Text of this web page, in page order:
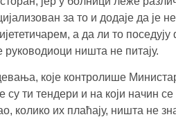
за то и додаје да је
а да ли то поседују
руководиоци ништа не питају.
које контролише
ти тендери и на који начин се
колико их плаћају, ништа не